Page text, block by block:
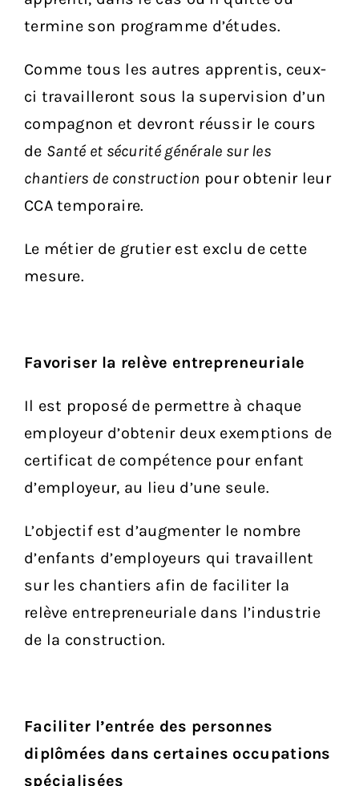
termine son programme d’études.
Comme tous les autres apprentis, ceux-
ci travailleront sous la supervision d’un
compagnon et devront réussir le cours
de Santé et sécurité générale sur les
chantiers de construction pour obtenir leur
CCA temporaire.
Le métier de grutier est exclu de cette
mesure.
Favoriser la relève entrepreneuriale
Il est proposé de permettre à chaque
employeur d’obtenir deux exemptions de
certificat de compétence pour enfant
d’employeur, au lieu d’une seule.
L’objectif est d’augmenter le nombre
d’enfants d’employeurs qui travaillent
sur les chantiers afin de faciliter la
relève entrepreneuriale dans l’industrie
de la construction.
Faciliter l’entrée des personnes
diplômées dans certaines occupations
spécialisées